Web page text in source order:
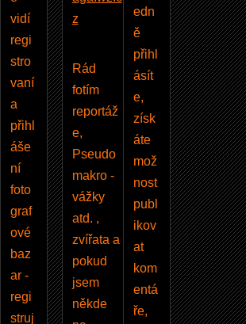
vidí
regi
stro
vaní
a
přihl
áše
ní
foto
graf
ové
baz
ar -
regi
struj
z
Rád
fotím
reportáž
e,
Pseudo
makro -
vážky
atd. ,
zvířata a
pokud
jsem
někde
edn
ě
přihl
ásít
e,
získ
áte
mož
nost
publ
ikov
at
kom
entá
ře,